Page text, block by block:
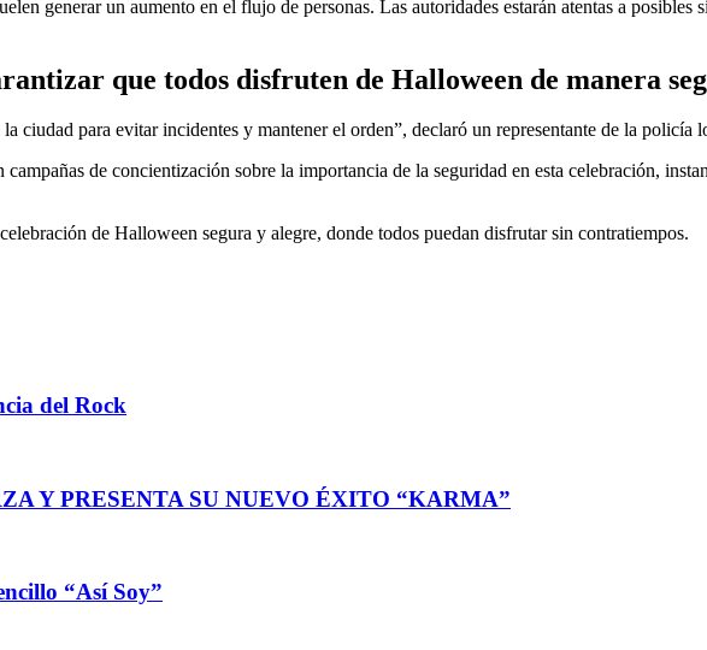
generar un aumento en el flujo de personas. Las autoridades estarán atentas a
que todos disfruten de Halloween de manera
ciudad para evitar incidentes y mantener el orden”, declaró un representante de la policía
de concientización sobre la importancia de la seguridad en esta celebración,
de Halloween segura y alegre, donde todos puedan disfrutar sin contratiempos.
del Rock
Y PRESENTA SU NUEVO ÉXITO “KARMA”
“Así Soy”